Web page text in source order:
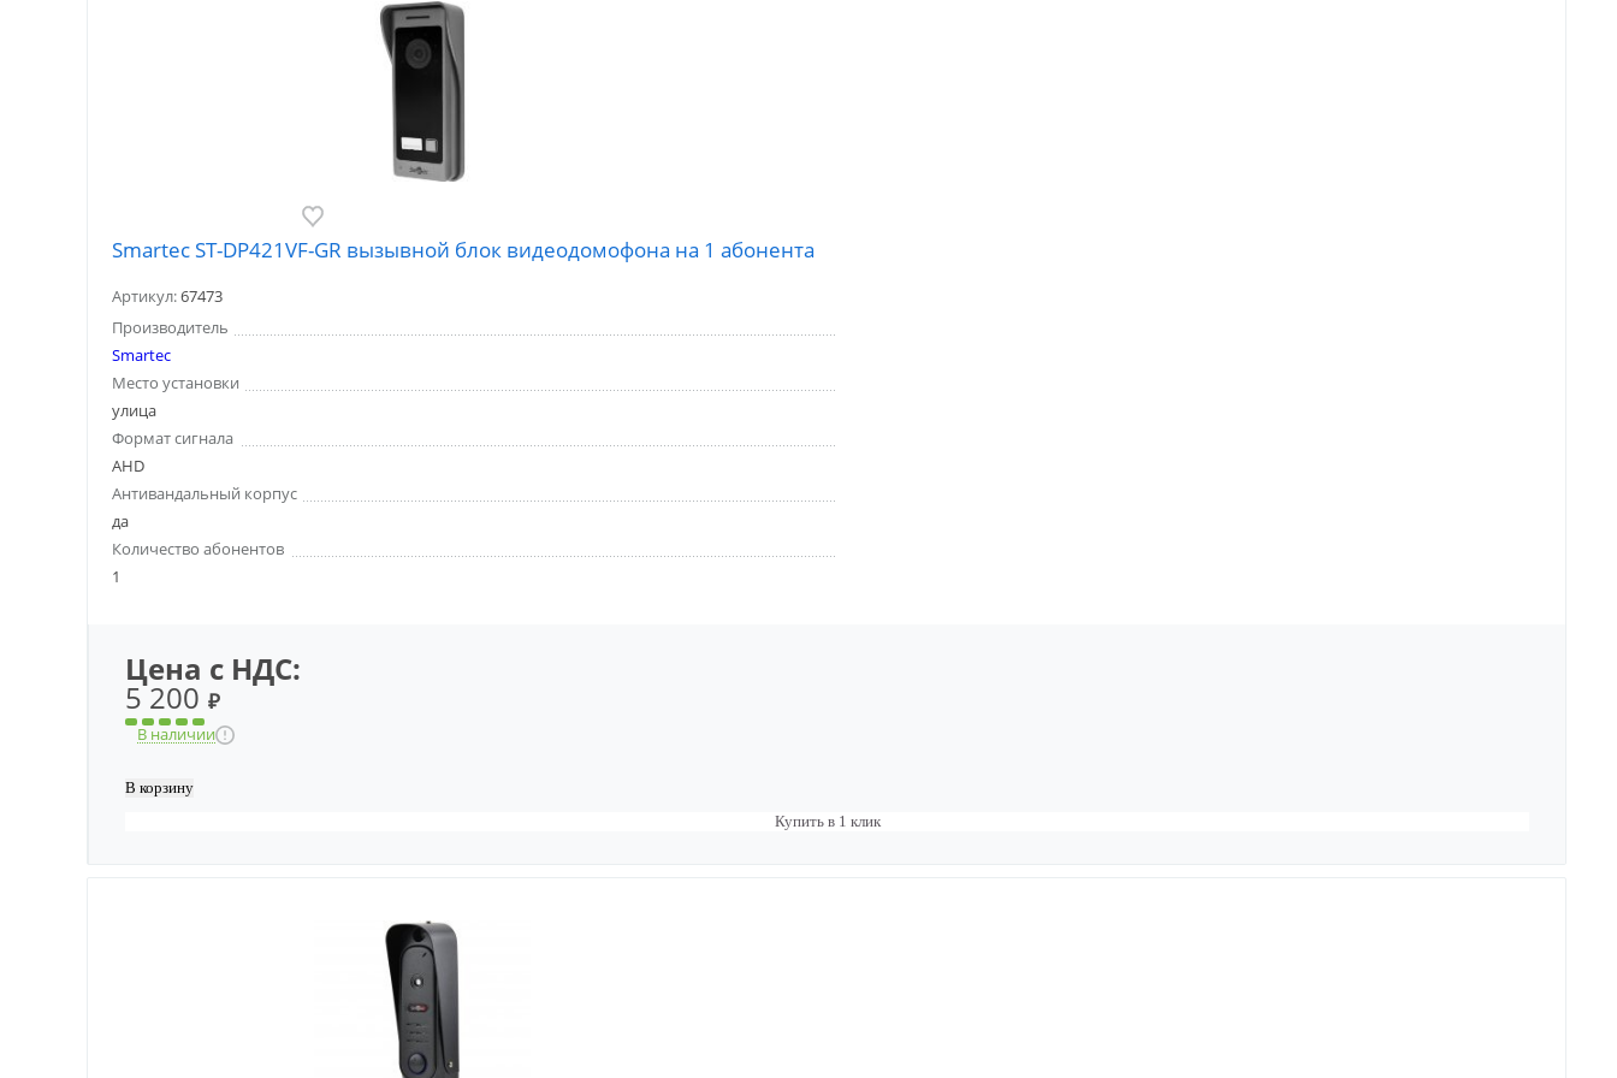
Smartec ST-DP421VF-GR вызывной блок видеодомофона на 1 абонента
Артикул:67473
Производитель
Smartec
Место установки
улица
Формат сигнала
AHD
Антивандальный корпус
да
Количество абонентов
1
Цена с НДС:
5 200₽
В наличии
Купить в 1 клик